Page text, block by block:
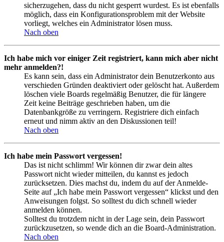
sicherzugehen, dass du nicht gesperrt wurdest. Es ist ebenfalls
möglich, dass ein Konfigurationsproblem mit der Website
vorliegt, welches ein Administrator lösen muss.
Nach oben
Ich habe mich vor einiger Zeit registriert, kann mich aber nicht
mehr anmelden?!
Es kann sein, dass ein Administrator dein Benutzerkonto aus
verschieden Gründen deaktiviert oder gelöscht hat. Außerdem
löschen viele Boards regelmäßig Benutzer, die für längere
Zeit keine Beiträge geschrieben haben, um die
Datenbankgröße zu verringern. Registriere dich einfach
erneut und nimm aktiv an den Diskussionen teil!
Nach oben
Ich habe mein Passwort vergessen!
Das ist nicht schlimm! Wir können dir zwar dein altes
Passwort nicht wieder mitteilen, du kannst es jedoch
zurücksetzen. Dies machst du, indem du auf der Anmelde-
Seite auf „Ich habe mein Passwort vergessen“ klickst und den
Anweisungen folgst. So solltest du dich schnell wieder
anmelden können.
Solltest du trotzdem nicht in der Lage sein, dein Passwort
zurückzusetzen, so wende dich an die Board-Administration.
Nach oben